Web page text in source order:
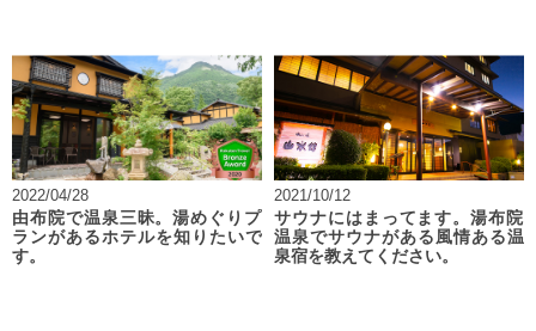
2022/04/28
由布院で温泉三昧。湯めぐりプ
ランがあるホテルを知りたいで
す。
2021/10/12
サウナにはまってます。湯布院
温泉でサウナがある風情ある温
泉宿を教えてください。